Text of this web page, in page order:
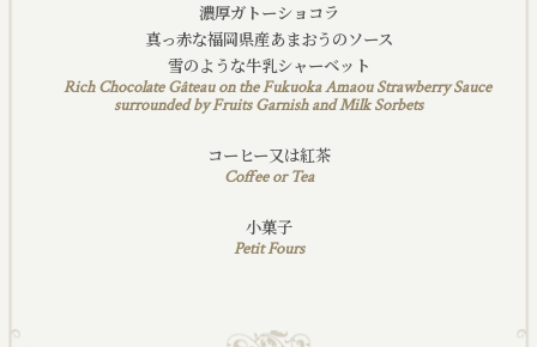
濃厚ガトーショコラ
真っ赤な福岡県産あまおうのソース
雪のような牛乳シャーベット
Rich Chocolate Gâteau on the Fukuoka Amaou Strawberry Sauce
surrounded by Fruits Garnish and Milk Sorbets
コーヒー又は紅茶
Coffee or Tea
小菓子
Petit Fours